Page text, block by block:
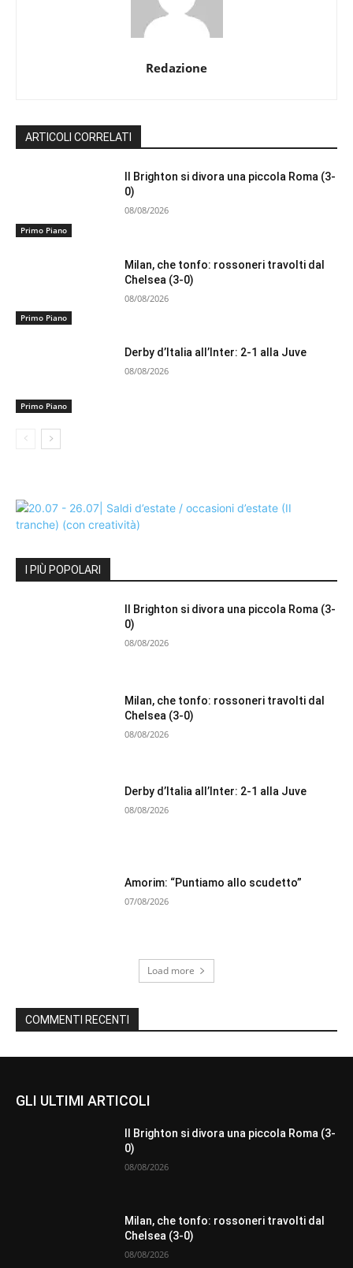
Redazione
ARTICOLI CORRELATI
Primo Piano
Il Brighton si divora una piccola Roma (3-
0)
08/08/2026
Primo Piano
Milan, che tonfo: rossoneri travolti dal
Chelsea (3-0)
08/08/2026
Primo Piano
Derby d’Italia all’Inter: 2-1 alla Juve
08/08/2026
I PIÙ POPOLARI
Il Brighton si divora una piccola Roma (3-
0)
08/08/2026
Milan, che tonfo: rossoneri travolti dal
Chelsea (3-0)
08/08/2026
Derby d’Italia all’Inter: 2-1 alla Juve
08/08/2026
Amorim: “Puntiamo allo scudetto”
07/08/2026
Load more
COMMENTI RECENTI
GLI ULTIMI ARTICOLI
Il Brighton si divora una piccola Roma (3-
0)
08/08/2026
Milan, che tonfo: rossoneri travolti dal
Chelsea (3-0)
08/08/2026